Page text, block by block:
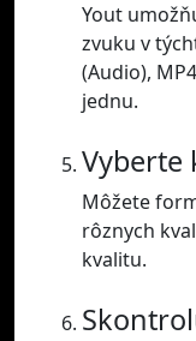
Yout
zvuku v
(Audio),
jednu.
Vyberte
Môžete
rôznych
kvalitu.